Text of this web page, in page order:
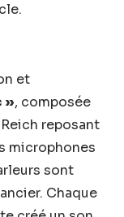
et
», composée
reposant
microphones
sont
Chaque